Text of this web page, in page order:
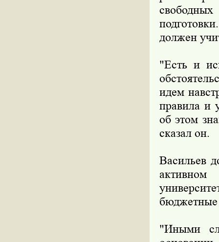
должен
"Есть и
идем
правила и
об этом
сказал он.
Васильев
активном
бюджетные
"Иными